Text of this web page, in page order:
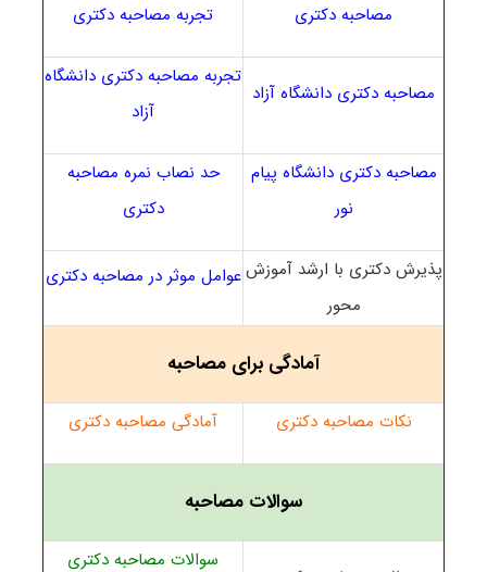
مصاحبه دکتری تجربه مصاحبه دکتری
مصاحبه دکتری دانشگاه آزاد
تجربه مصاحبه دکتری دانشگاه
آزاد
مصاحبه دکتری دانشگاه پیام
نور
حد نصاب نمره مصاحبه
دکتری
پذیرش دکتری با ارشد آموزش
محور
عوامل موثر در مصاحبه دکتری
آمادگی برای مصاحبه
نکات مصاحبه دکتری آمادگی مصاحبه دکتری
سوالات مصاحبه
سوالات مصاحبه دکتری